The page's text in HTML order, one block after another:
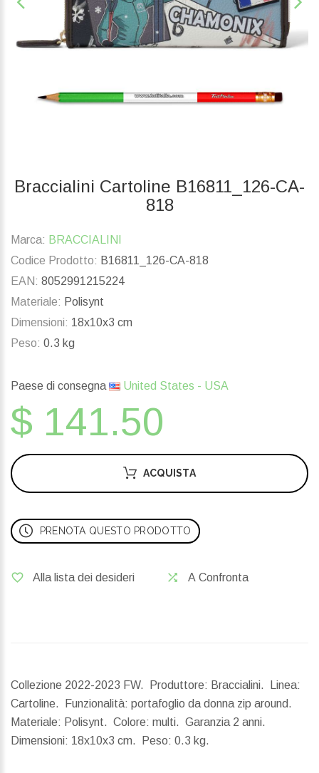
Braccialini Cartoline B16811_126-CA-
818
Marca: BRACCIALINI
Codice Prodotto: B16811_126-CA-818
EAN: 8052991215224
Materiale: Polisynt
Dimensioni: 18x10x3 cm
Peso: 0.3 kg
Paese di consegna United States - USA
$ 141.50
ACQUISTA
PRENOTA QUESTO PRODOTTO
Alla lista dei desideri A Confronta
Collezione 2022-2023 FW. Produttore: Braccialini. Linea:
Cartoline. Funzionalità: portafoglio da donna zip around.
Materiale: Polisynt. Colore: multi. Garanzia 2 anni.
Dimensioni: 18x10x3 cm. Peso: 0.3 kg.